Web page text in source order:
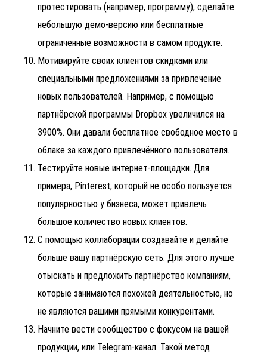
протестировать (например, программу), сделайте
небольшую демо-версию или бесплатные
ограниченные возможности в самом продукте.
Мотивируйте своих клиентов скидками или
специальными предложениями за привлечение
новых пользователей. Например, с помощью
партнёрской программы Dropbox увеличился на
3900%. Они давали бесплатное свободное место в
облаке за каждого привлечённого пользователя.
Тестируйте новые интернет-площадки. Для
примера, Pinterest, который не особо пользуется
популярностью у бизнеса, может привлечь
большое количество новых клиентов.
С помощью коллаборации создавайте и делайте
больше вашу партнёрскую сеть. Для этого лучше
отыскать и предложить партнёрство компаниям,
которые занимаются похожей деятельностью, но
не являются вашими прямыми конкурентами.
Начните вести сообщество с фокусом на вашей
продукции, или Telegram-канал. Такой метод